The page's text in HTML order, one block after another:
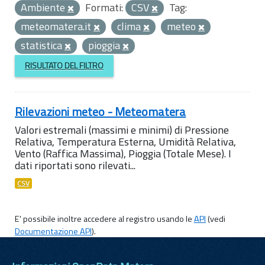
Ambiente
Formati: CSV
Tag:
meteomatera.it
clima
meteo
statistica
pioggia
RISULTATO DEL FILTRO
Rilevazioni meteo - Meteomatera
Valori estremali (massimi e minimi) di Pressione
Relativa, Temperatura Esterna, Umidità Relativa,
Vento (Raffica Massima), Pioggia (Totale Mese). I
dati riportati sono rilevati...
CSV
E' possibile inoltre accedere al registro usando leAPI(vedi
Documentazione API).